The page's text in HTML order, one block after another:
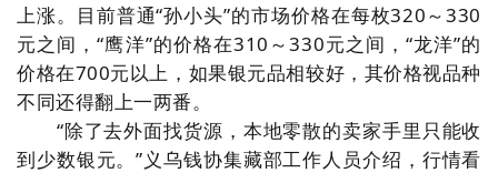
上涨。目前普通“孙小头”的市场价格在每枚320～330
元之间，“鹰洋”的价格在310～330元之间，“龙洋”的
价格在700元以上，如果银元品相较好，其价格视品种
不同还得翻上一两番。
“除了去外面找货源，本地零散的卖家手里只能收
到少数银元。”义乌钱协集藏部工作人员介绍，行情看